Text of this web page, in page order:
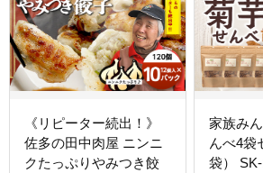
《リピーター続出！》
佐多の田中肉屋 ニンニ
クたっぷりやみつき餃
家族み
んべ4袋
袋）